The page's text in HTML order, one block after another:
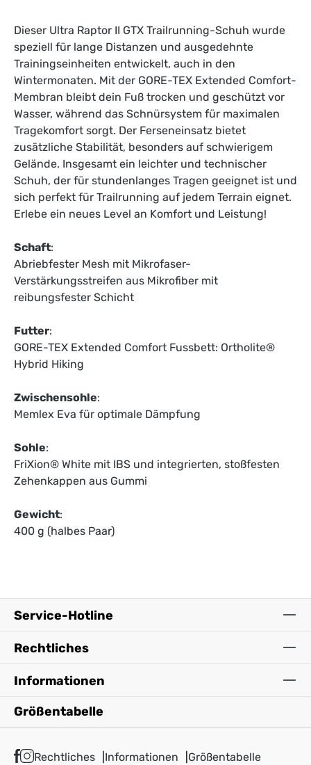
Dieser Ultra Raptor II GTX Trailrunning-Schuh wurde
speziell für lange Distanzen und ausgedehnte
Trainingseinheiten entwickelt, auch in den
Wintermonaten. Mit der GORE-TEX Extended Comfort-
Membran bleibt dein Fuß trocken und geschützt vor
Wasser, während das Schnürsystem für maximalen
Tragekomfort sorgt. Der Ferseneinsatz bietet
zusätzliche Stabilität, besonders auf schwierigem
Gelände. Insgesamt ein leichter und technischer
Schuh, der für stundenlanges Tragen geeignet ist und
sich perfekt für Trailrunning auf jedem Terrain eignet.
Erlebe ein neues Level an Komfort und Leistung!
Schaft:
Abriebfester Mesh mit Mikrofaser-
Verstärkungsstreifen aus Mikrofiber mit
reibungsfester Schicht
Futter:
GORE-TEX Extended Comfort Fussbett: Ortholite®
Hybrid Hiking
Zwischensohle:
Memlex Eva für optimale Dämpfung
Sohle:
FriXion® White mit IBS und integrierten, stoßfesten
Zehenkappen aus Gummi
Gewicht:
400 g (halbes Paar)
Service-Hotline
Rechtliches
Informationen
Größentabelle
Rechtliches Informationen Größentabelle